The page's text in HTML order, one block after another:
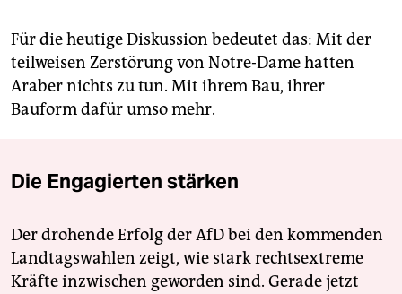
Für die heutige Diskussion bedeutet das: Mit der
teilweisen Zerstörung von Notre-Dame hatten
Araber nichts zu tun. Mit ihrem Bau, ihrer
Bauform dafür umso mehr.
Die Engagierten stärken
Der drohende Erfolg der AfD bei den kommenden
Landtagswahlen zeigt, wie stark rechtsextreme
Kräfte inzwischen geworden sind. Gerade jetzt